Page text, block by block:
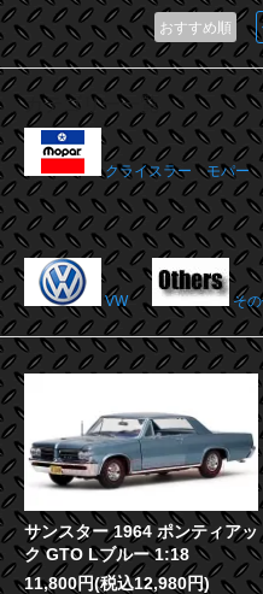
おすすめ順
カテゴリー一覧
クライスラー モパー
VW そ
サンスター 1964 ポンティアッ
ク GTO Lブルー 1:18
11,800円(税込12,980円)